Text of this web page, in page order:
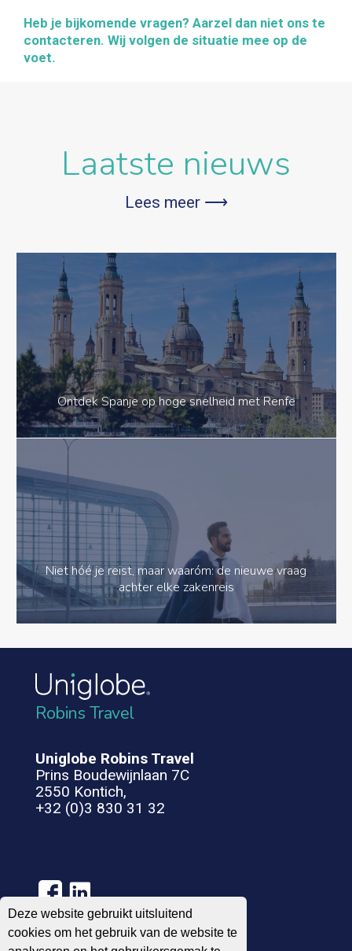
Deze website gebruikt uitsluitend
cookies om het gebruik van de website te
Heb je bijkomende vragen? Aarzel dan niet ons te
contacteren. Wij volgen de situatie mee op de
voet.
Laatste nieuws
Lees meer ⟶
Ontdek Spanje op hoge snelheid met Renfe
Niet hóé je reist, maar waaróm: de nieuwe vraag
achter elke zakenreis
Robins Travel
Uniglobe Robins Travel
Prins Boudewijnlaan 7C
2550 Kontich,
+32 (0)3 830 31 32